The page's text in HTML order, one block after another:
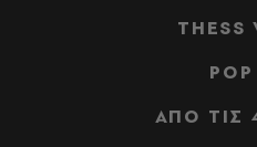
THESS
POP
ΑΠΟ ΤΙΣ